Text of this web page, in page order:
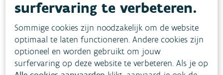
Driesensloot in Wichelen. De vangst in Wichelen
was met ca. 1.500 stuks heel wat kleiner, maar
ook succesvol! Want het gaat om een veel kleiner
stroomgebied.
surfervaring te verbeteren.
Sommige cookies zijn noodzakelijk om de website
optimaal te laten functioneren. Andere cookies zijn
optioneel en worden gebruikt om jouw
surfervaring op deze website te verbeteren. Als je op